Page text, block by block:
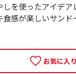
しを使ったアイデア
食感が楽しいサンド
お気に入